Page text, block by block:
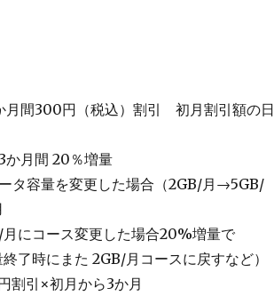
間300円（税込）割引 初月割引額の日
か月間 20％増量
タ容量を変更した場合（2GB/月→5GB/
にコース変更した場合20%増量で
了時にまた 2GB/月コースに戻すなど）
割引×初月から3か月